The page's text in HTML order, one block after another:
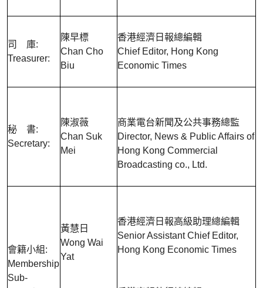
司 庫:
Treasurer:
陳早標
Chan Cho
Biu
香港經濟日報總編輯
Chief Editor, Hong Kong
Economic Times
秘 書:
Secretary:
陳淑薇
Chan Suk
Mei
商業電台新聞及公共事務總監
Director, News & Public Affairs of
Hong Kong Commercial
Broadcasting co., Ltd.
會籍小組:
Membership
Sub-
黃慧日
Wong Wai
Yat
香港經濟日報高級助理總編輯
Senior Assistant Chief Editor,
Hong Kong Economic Times